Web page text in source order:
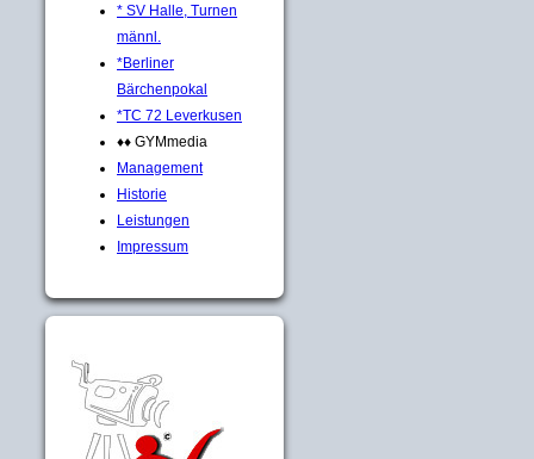
* SV Halle, Turnen
männl.
*Berliner
Bärchenpokal
*TC 72 Leverkusen
♦♦ GYMmedia
Management
Historie
Leistungen
Impressum